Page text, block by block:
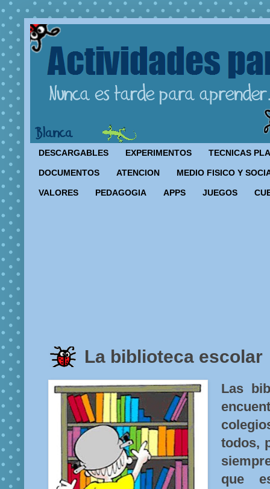
DESCARGABLES EXPERIMENTOS TECNICAS
DOCUMENTOS ATENCION MEDIO FISICO Y
VALORES PEDAGOGIA APPS JUEGOS
La biblioteca escolar
Las
todos,
que